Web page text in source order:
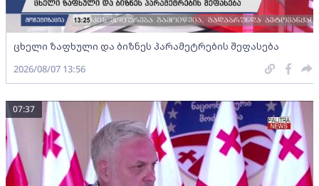
ცხელი ზაფხული და ბიზნეს პარამეტრების შეფასება
2026/08/07 13:56
07:37